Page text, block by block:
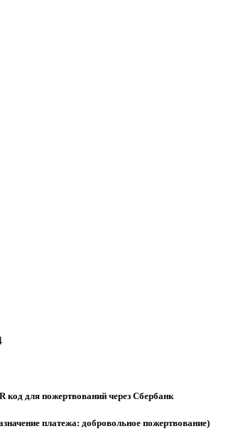
код для пожертвований через Сбербанк
платежа: добровольное пожертвование)